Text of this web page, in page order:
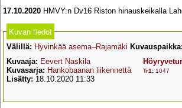
17.10.2020 HMVY:n Dv16 Riston hinauskeikalla
Kuvan tiedot
Välillä: Hyvinkää asema–Rajamäki Kuvauspaikka:
Kuvaaja: Eevert Naskila
Kuvasarja: Hankobaanan liikennettä
Lisätty: 18.10.2020 11:33
Tr1 : 1047